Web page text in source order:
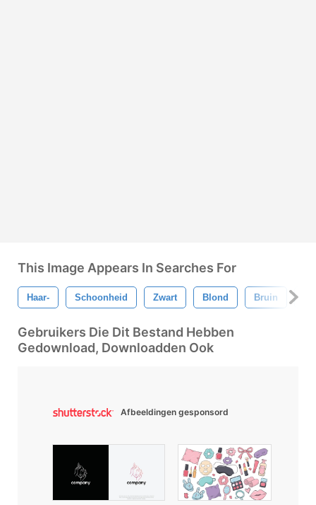
This Image Appears In Searches For
Haar- Schoonheid Zwart Blond Bruin
Gebruikers Die Dit Bestand Hebben
Gedownload, Downloadden Ook
Afbeeldingen gesponsord